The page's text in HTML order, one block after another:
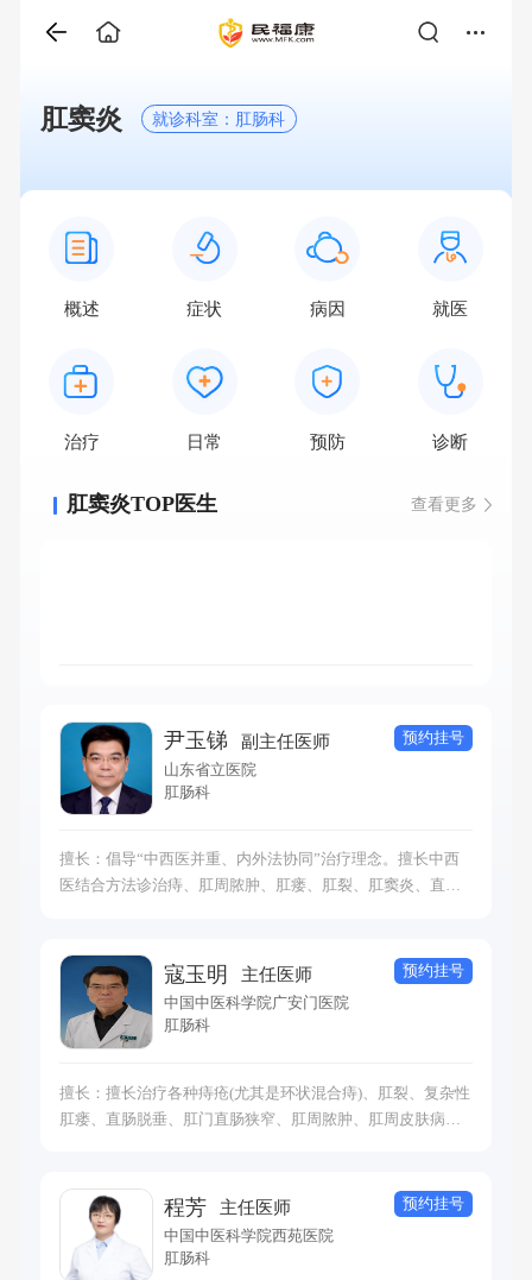
肛窦炎 就诊科室：肛肠科
概述 症状 病因 就医
治疗 日常 预防 诊断
肛窦炎TOP医生 查看更多
尹玉锑 副主任医师
山东省立医院
肛肠科
预约挂号
擅长：倡导“中西医并重、内外法协同”治疗理念。擅长中西
医结合方法诊治痔、肛周脓肿、肛瘘、肛裂、肛窦炎、直肠
除术微创治疗各种痔病；对痔瘘术后创面促愈康复及中西医
结合治疗各种类型顽固性便秘、肠易激综合征、炎症性肠病
及盆底肌痉挛综合征等疑难杂病有独到的治疗经验。
寇玉明 主任医师
中国中医科学院广安门医院
肛肠科
预约挂号
擅长：擅长治疗各种痔疮(尤其是环状混合痔)、肛裂、复杂性
肛瘘、直肠脱垂、肛门直肠狭窄、肛周脓肿、肛周皮肤病
治疗经验。
程芳 主任医师
中国中医科学院西苑医院
肛肠科
预约挂号